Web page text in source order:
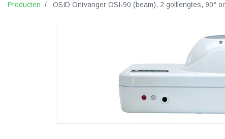
Producten OSID Ontvanger OSI-90 (beam), 2 golflengtes, 90°